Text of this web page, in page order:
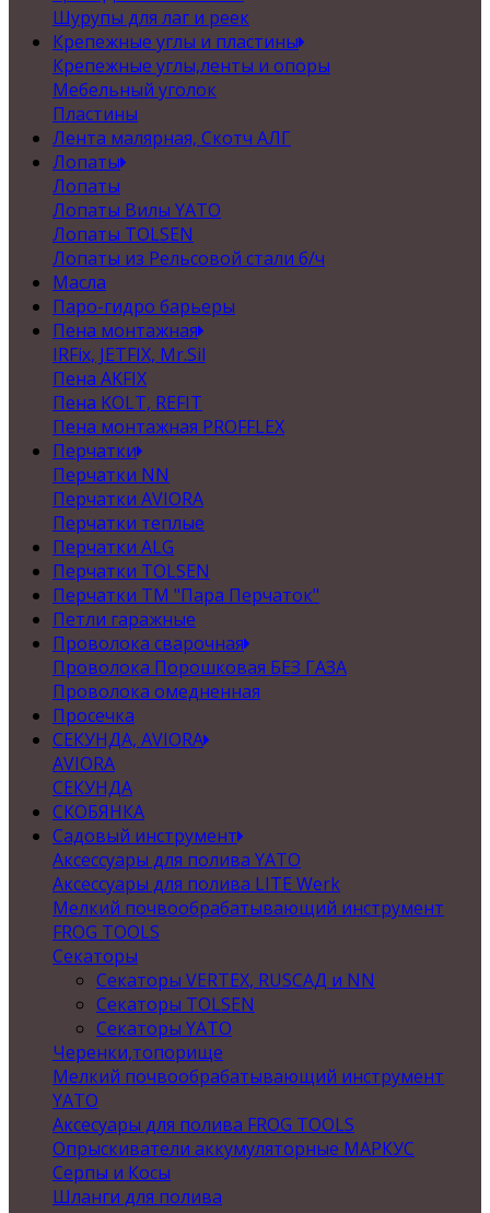
Шурупы для лаг и реек
Крепежные углы и пластины
Крепежные углы,ленты и опоры
Мебельный уголок
Пластины
Лента малярная, Скотч АЛГ
Лопаты
Лопаты
Лопаты Вилы YATO
Лопаты TOLSEN
Лопаты из Рельсовой стали б/ч
Масла
Паро-гидро барьеры
Пена монтажная
IRFix, JETFIX, Mr.Sil
Пена AKFIX
Пена KOLT, REFIT
Пена монтажная PROFFLEX
Перчатки
Перчатки NN
Перчатки AVIORA
Перчатки теплые
Перчатки ALG
Перчатки TOLSEN
Перчатки ТМ "Пара Перчаток"
Петли гаражные
Проволока сварочная
Проволока Порошковая БЕЗ ГАЗА
Проволока омедненная
Просечка
СЕКУНДА, AVIORA
AVIORA
СЕКУНДА
СКОБЯНКА
Садовый инструмент
Аксессуары для полива YATO
Аксессуары для полива LITE Werk
Мелкий почвообрабатывающий инструмент
FROG TOOLS
Секаторы
Секаторы VERTEX, RUSСАД и NN
Секаторы TOLSEN
Секаторы YATO
Черенки,топорище
Мелкий почвообрабатывающий инструмент
YATO
Аксесуары для полива FROG TOOLS
Опрыскиватели аккумуляторные МАРКУС
Серпы и Косы
Шланги для полива